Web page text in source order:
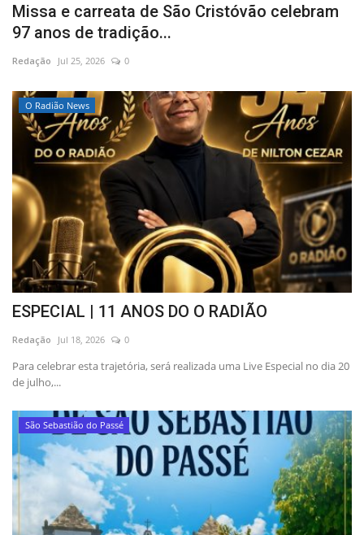
Economia
Educação
Municípios
Esportes
Saúde
Language
portugues English
Missa e carreata de São Cristóvão celebram
97 anos de tradição...
Redação Jul 25, 2026 0
O Radião News
ESPECIAL | 11 ANOS DO O RADIÃO
Redação Jul 18, 2026 0
Para celebrar esta trajetória, será realizada uma Live Especial no dia 20
de julho,...
São Sebastião do Passé